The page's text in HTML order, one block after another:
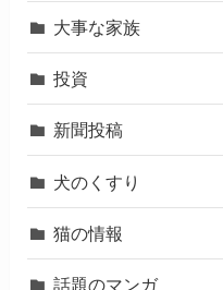
大事な家族
投資
新聞投稿
犬のくすり
猫の情報
話題のマンガ